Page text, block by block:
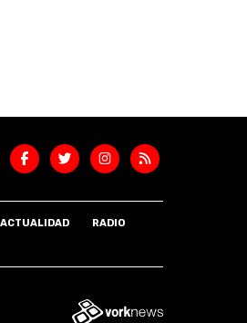
ACTUALIDAD
RADIO